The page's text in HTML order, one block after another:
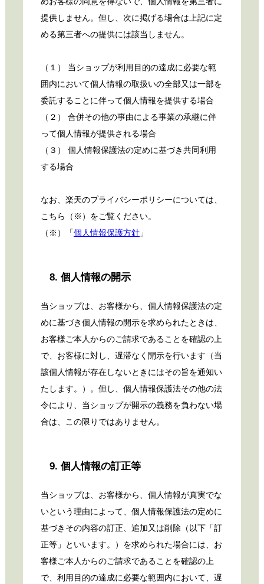
提供しません。但し、次に掲げる場合は上記に定
める第三者への提供には該当しません。
（１） 当ショップが利用目的の達成に必要な範
囲内において個人情報の取扱いの全部又は一部を
委託することに伴って個人情報を提供する場合
（２） 合併その他の事由による事業の承継に伴
って個人情報が提供される場合
（３） 個人情報保護法の定めに基づき共同利用
する場合
なお、楽天のプライバシーポリシーについては、
こちら（※）をご覧ください。
（※）「個人情報保護方針」
8. 個人情報の開示
当ショップは、お客様から、個人情報保護法の定
めに基づき個人情報の開示を求められたときは、
お客様ご本人からのご請求であることを確認の上
で、お客様に対し、遅滞なく開示を行います（当
該個人情報が存在しないときにはその旨を通知い
たします。）。但し、個人情報保護法その他の法
令により、当ショップが開示の義務を負わない場
合は、この限りではありません。
9. 個人情報の訂正等
当ショップは、お客様から、個人情報が真実でな
いという理由によって、個人情報保護法の定めに
基づきその内容の訂正、追加又は削除（以下「訂
正等」といいます。）を求められた場合には、お
客様ご本人からのご請求であることを確認の上
で、利用目的の達成に必要な範囲内において、遅